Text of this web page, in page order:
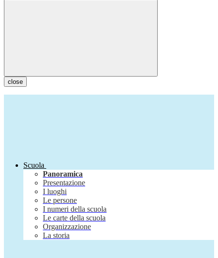
close
Scuola
Panoramica
Presentazione
I luoghi
Le persone
I numeri della scuola
Le carte della scuola
Organizzazione
La storia